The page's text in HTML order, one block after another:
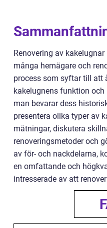
Renovering av
många hemägare och
process som syftar till att
kakelugnens funktion
man bevarar dess
presentera olika typer av
mätningar, diskutera
renoveringsmetoder och
av för- och nackdelarna,
en omfattande och
intresserade av att